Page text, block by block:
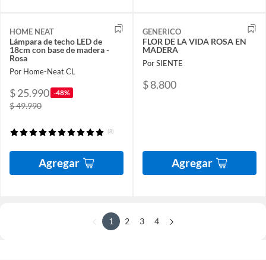
HOME NEAT
Lámpara de techo LED de
18cm con base de madera -
Rosa
Por Home-Neat CL
$ 25.990 -48%
$ 49.990
(8)
Agregar
GENERICO
FLOR DE LA VIDA ROSA EN
MADERA
Por SIENTE
$ 8.800
Agregar
1 2 3 4